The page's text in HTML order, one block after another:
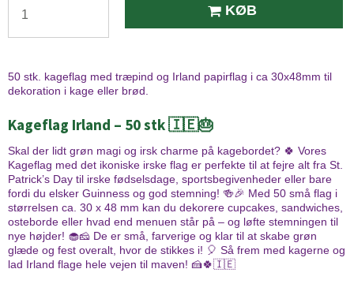
KØB
50 stk. kageflag med træpind og Irland papirflag i ca 30x48mm til
dekoration i kage eller brød.
Kageflag Irland – 50 stk 🇮🇪🎂
Skal der lidt grøn magi og irsk charme på kagebordet? 🍀 Vores
Kageflag med det ikoniske irske flag er perfekte til at fejre alt fra St.
Patrick’s Day til irske fødselsdage, sportsbegivenheder eller bare
fordi du elsker Guinness og god stemning! 🍻🎉 Med 50 små flag i
størrelsen ca. 30 x 48 mm kan du dekorere cupcakes, sandwiches,
osteborde eller hvad end menuen står på – og løfte stemningen til
nye højder! 🧁🧀 De er små, farverige og klar til at skabe grøn
glæde og fest overalt, hvor de stikkes i! 🎈 Så frem med kagerne og
lad Irland flage hele vejen til maven! 🍰🍀🇮🇪